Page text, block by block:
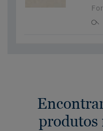
produtos